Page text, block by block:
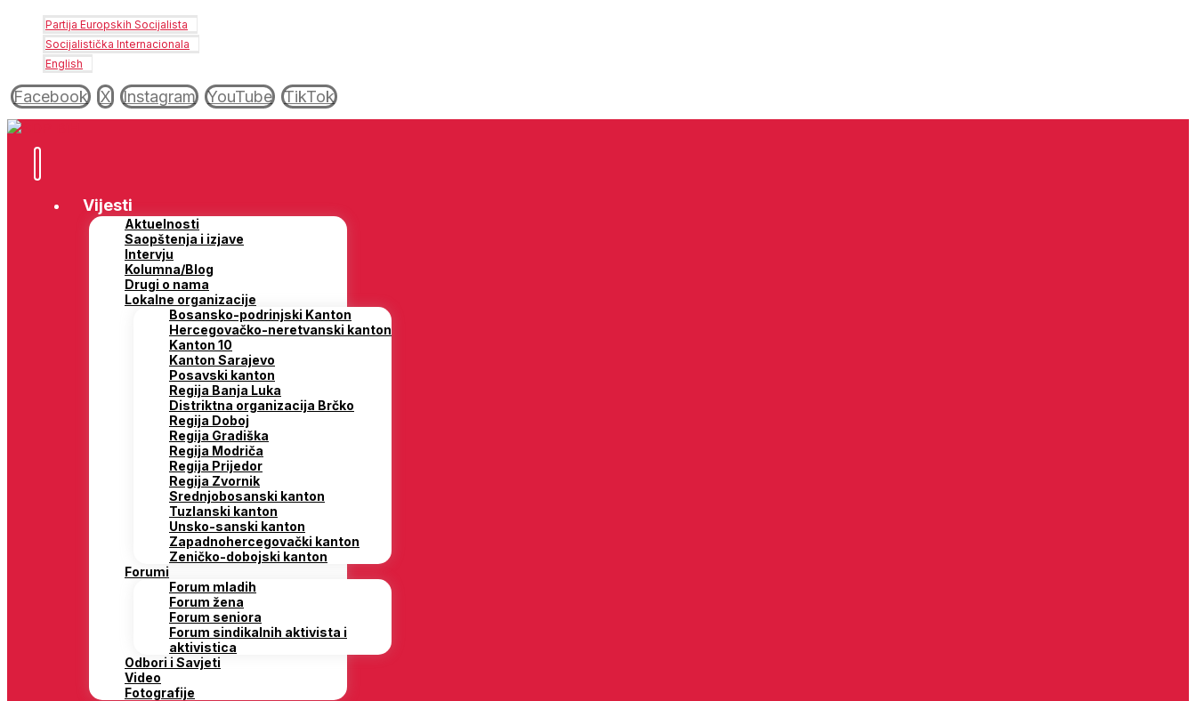
Partija Europskih Socijalista
Socijalistička Internacionala
English
Facebook X Instagram YouTube TikTok
Vijesti
Aktuelnosti
Saopštenja i izjave
Intervju
Kolumna/Blog
Drugi o nama
Lokalne organizacije
Bosansko-podrinjski Kanton
Hercegovačko-neretvanski kanton
Kanton 10
Kanton Sarajevo
Posavski kanton
Regija Banja Luka
Distriktna organizacija Brčko
Regija Doboj
Regija Gradiška
Regija Modriča
Regija Prijedor
Regija Zvornik
Srednjobosanski kanton
Tuzlanski kanton
Unsko-sanski kanton
Zapadnohercegovački kanton
Zeničko-dobojski kanton
Forumi
Forum mladih
Forum žena
Forum seniora
Forum sindikalnih aktivista i
aktivistica
Odbori i Savjeti
Video
Fotografije